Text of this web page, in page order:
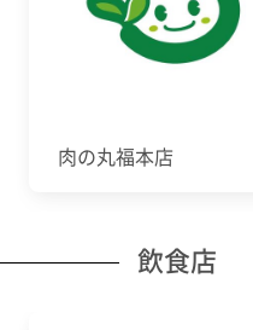
肉の丸福本店
飲食店